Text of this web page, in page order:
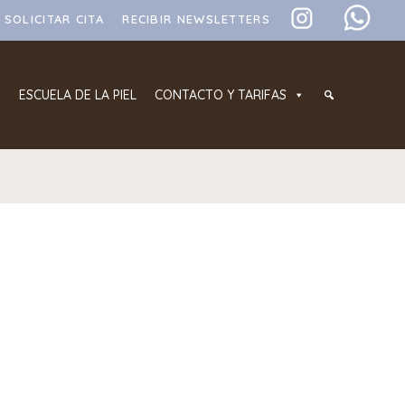
SOLICITAR CITA RECIBIR NEWSLETTERS
ESCUELA DE LA PIEL CONTACTO Y TARIFAS